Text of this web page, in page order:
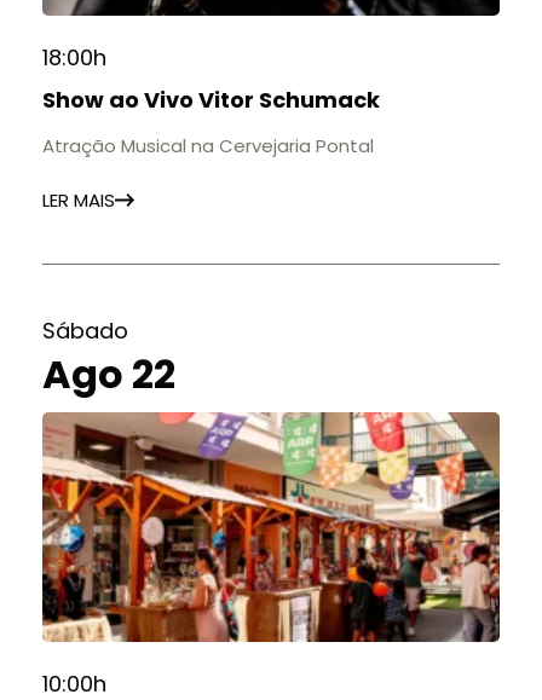
📍 Casarão Julius Arp
📅 Até 30 de setembro
11h às 17h
🎟️ Entrada gratuita.
18:00h
Show ao Vivo Vitor Schumack
Atração Musical na Cervejaria Pontal
LER MAIS
Sábado
Ago 22
10:00h